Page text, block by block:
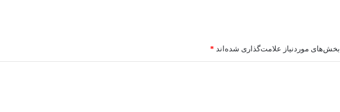
بخش‌های موردنیاز علامت‌گذاری شده‌اند *